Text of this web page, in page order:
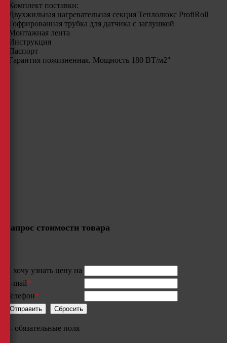
Комплект поставки:
Двухжильная нагревательная секция Теплолюкс ProfiRoll
Гофрированная трубка для датчика с заглушкой
Монтажная лента
Инструкция
Паспорт
Гарантия пожизненная. Мощность 180 ВТ/м2"
Запрос стоимости товара
Я хочу узнать цену на
E-mail*
Телефон*
- обязательные поля